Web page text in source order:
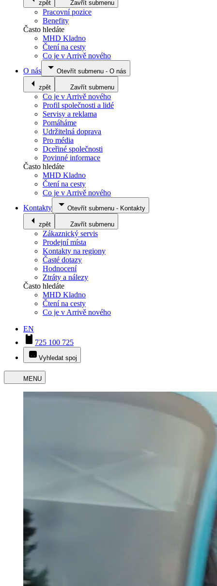
zpět Zavřít submenu
Pracovní pozice
Benefity
Často hledáte
MHD Kladno
Čtení na cesty
Co je v Arrivě nového
O nás
Otevřít submenu - O nás
zpět Zavřít submenu
Co je v Arrivě nového
Profil společnosti a lidé
Servisy a reklama
Pomáháme
Udržitelná doprava
Pro média
Dceřiné společnosti
Povinné informace
Často hledáte
MHD Kladno
Čtení na cesty
Co je v Arrivě nového
Kontakty
Otevřít submenu - Kontakty
zpět Zavřít submenu
Zákaznický servis
Prodejní místa
Kontakty na regiony
Časté dotazy
Hodnocení
Ztráty a nálezy
Často hledáte
MHD Kladno
Čtení na cesty
Co je v Arrivě nového
EN
725 100 725
Vyhledat spoj
MENU